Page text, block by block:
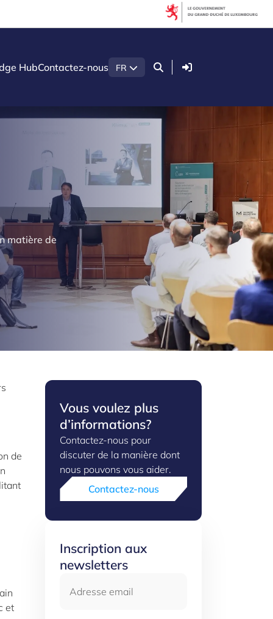
HubContactez-nous FR Connexion
matière de
de
et
Vous voulez plus
d’informations?
Contactez-nous pour
discuter de la manière dont
nous pouvons vous aider.
Contactez-nous
Inscription aux
newsletters